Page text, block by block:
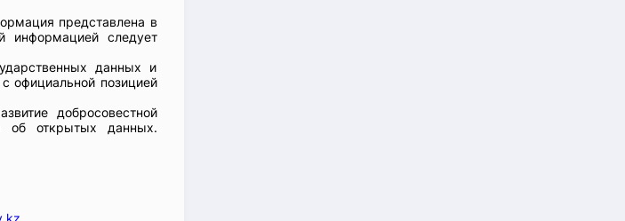
представлена в
информацией следует
данных и
официальной позицией
добросовестной
об открытых данных.